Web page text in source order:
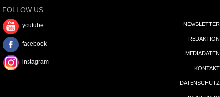
FOLLOW US
youtube
facebook
instagram
NEWSLETTER
REDAKTION
MEDIADATEN
KONTAKT
DATENSCHUTZ